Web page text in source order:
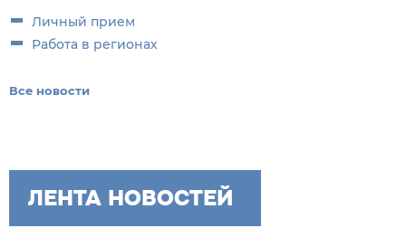
Личный прием
Работа в регионах
Все новости
ЛЕНТА НОВОСТЕЙ